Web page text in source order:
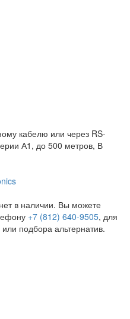
кабелю или через RS-
А1, до 500 метров, В
в наличии. Вы можете
+7 (812) 640-9505, для
подбора альтернатив.